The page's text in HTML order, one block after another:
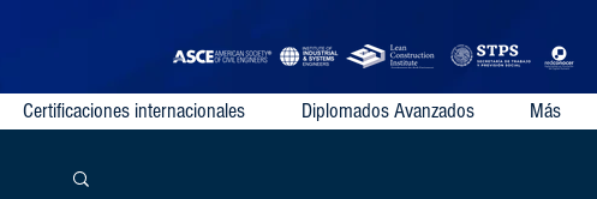
Certificaciones internacionales Diplomados Avanzados Más